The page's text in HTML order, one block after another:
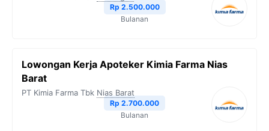
Rp 2.500.000
Bulanan
Lowongan Kerja Apoteker Kimia Farma Nias
Barat
PT Kimia Farma Tbk Nias Barat
Rp 2.700.000
Bulanan